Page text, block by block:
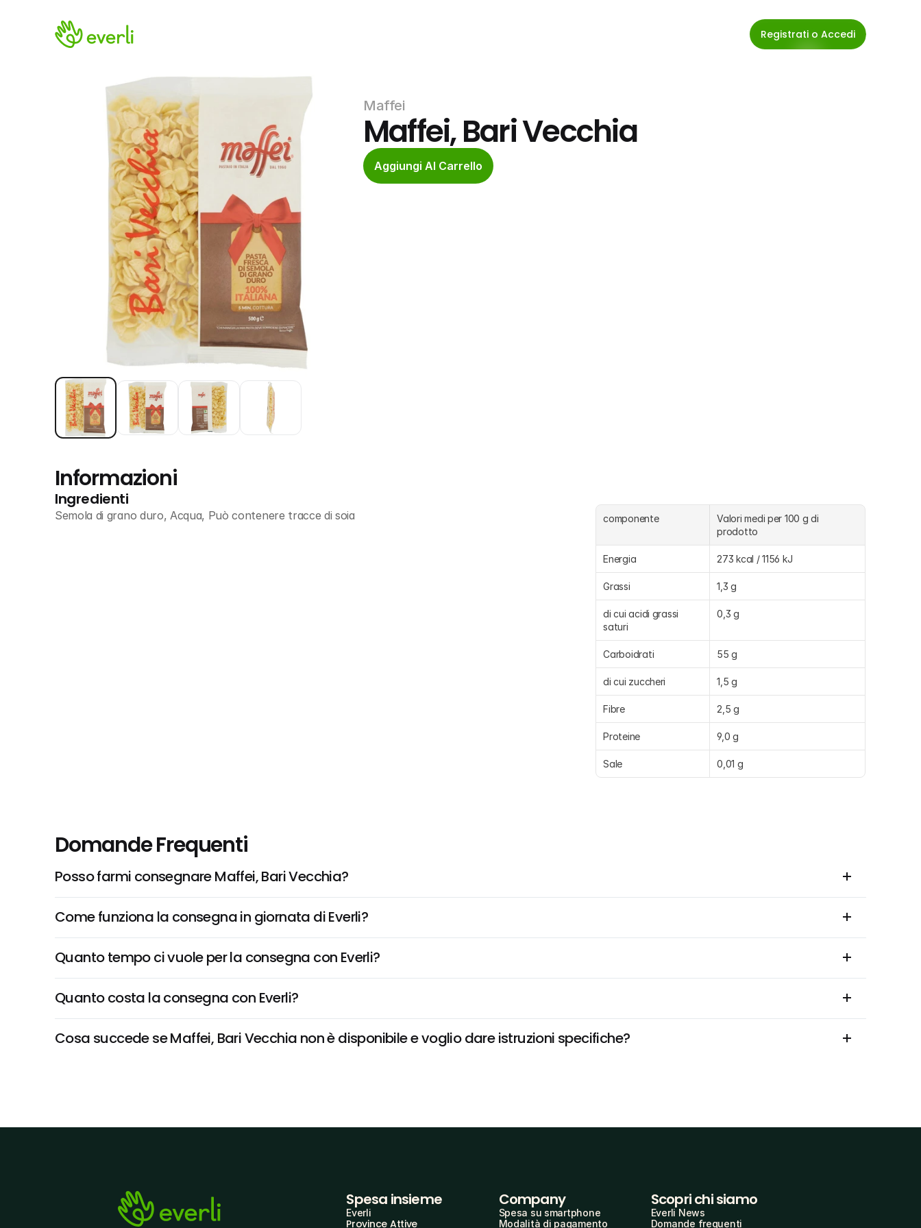
Registrati o Accedi
Maffei
Maffei, Bari Vecchia
Aggiungi Al Carrello
Informazioni
Ingredienti
Semola di grano duro, Acqua, Può contenere tracce di soia componente
Valori medi per 100 g di
prodotto
Energia 273 kcal / 1156 kJ
Grassi 1,3 g
di cui acidi grassi
saturi
0,3 g
Carboidrati 55 g
di cui zuccheri 1,5 g
Fibre 2,5 g
Proteine 9,0 g
Sale 0,01 g
Domande Frequenti
Posso farmi consegnare Maffei, Bari Vecchia?
Come funziona la consegna in giornata di Everli?
Quanto tempo ci vuole per la consegna con Everli?
Quanto costa la consegna con Everli?
Cosa succede se Maffei, Bari Vecchia non è disponibile e voglio dare istruzioni specifiche?
Spesa insieme
Everli
Province Attive
Company
Spesa su smartphone
Modalità di pagamento
Scopri chi siamo
Everli News
Domande frequenti